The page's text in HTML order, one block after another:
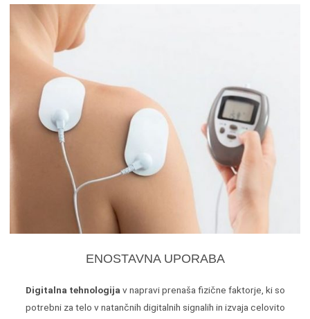
ENOSTAVNA UPORABA
Digitalna tehnologija v napravi prenaša fizične faktorje, ki so
potrebni za telo v natančnih digitalnih signalih in izvaja celovito